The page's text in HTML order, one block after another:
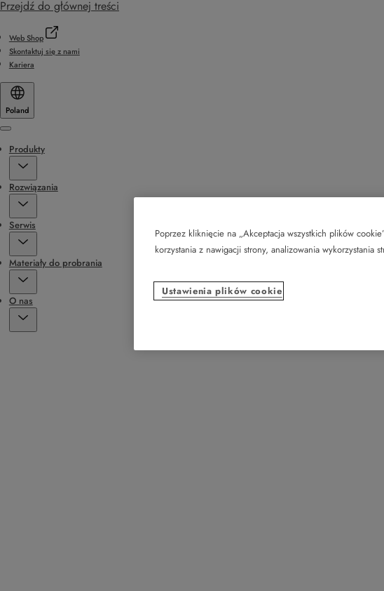
Przejdź do głównej treści
Web Shop
Skontaktuj się z nami
Kariera
Poland
Menu
Produkty
Rozwiązania
Serwis
Materiały do probrania
O nas
Poprzez kliknięcie na „Akceptacja wszystkich plików
korzystania z nawigacji strony, analizowania wykorzystania
Ustawienia plików cookie